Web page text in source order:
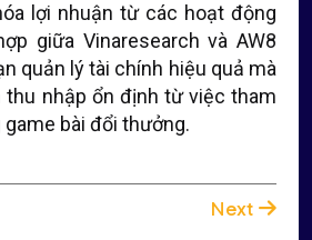
lợi nhuận từ các hoạt động
giữa Vinaresearch và AW8
quản lý tài chính hiệu quả mà
thu nhập ổn định từ việc tham
bài đổi thưởng.
Next